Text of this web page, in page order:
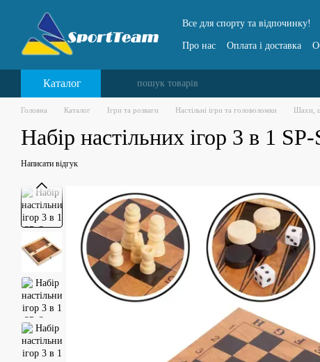
Перейти до основного контенту
Все для спорту та відпочинку!
Про нас Оплата і доставка
Каталог
Головна Каталог Ігри та розваги Настільні ігри та головоломки Шахи,
Набір настільних ігор 3 в 1
Написати відгук